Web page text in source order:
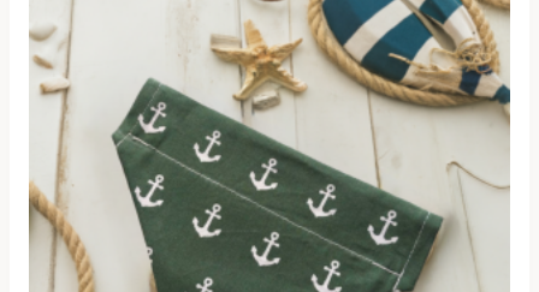
auf.
Die
Optionen
können
auf
der
Produktseite
gewählt